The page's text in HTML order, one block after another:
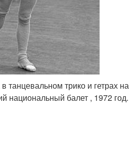
танцевальном трико и гетрах на
национальный балет , 1972 год.